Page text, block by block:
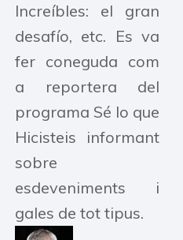
Increíbles: el gran
desafío, etc. Es va
fer coneguda com
a reportera del
programa Sé lo que
Hicisteis informant
sobre
esdeveniments i
gales de tot tipus.